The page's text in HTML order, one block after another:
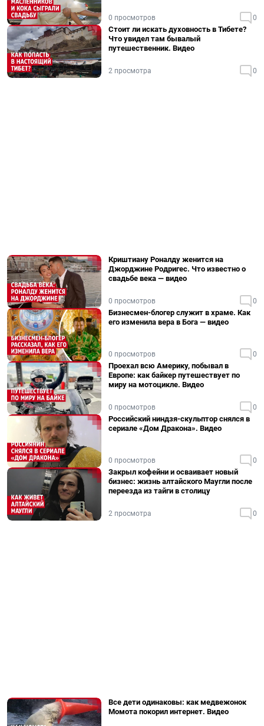
0 просмотров 0
Стоит ли искать духовность в Тибете?
Что увидел там бывалый
путешественник. Видео
2 просмотра 0
Криштиану Роналду женится на
Джорджине Родригес. Что известно о
свадьбе века — видео
0 просмотров 0
Бизнесмен-блогер служит в храме. Как
его изменила вера в Бога — видео
0 просмотров 0
Проехал всю Америку, побывал в
Европе: как байкер путешествует по
миру на мотоцикле. Видео
0 просмотров 0
Российский ниндзя-скульптор снялся в
сериале «Дом Дракона». Видео
0 просмотров 0
Закрыл кофейни и осваивает новый
бизнес: жизнь алтайского Маугли после
переезда из тайги в столицу
2 просмотра 0
Все дети одинаковы: как медвежонок
Момота покорил интернет. Видео